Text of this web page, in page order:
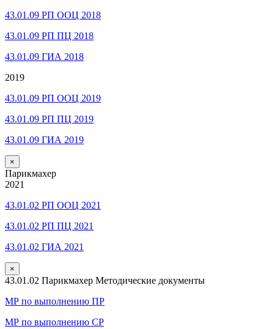
43.01.09 РП ООЦ 2018
43.01.09 РП ПЦ 2018
43.01.09 ГИА 2018
2019
43.01.09 РП ООЦ 2019
43.01.09 РП ПЦ 2019
43.01.09 ГИА 2019
×
Парикмахер
2021
43.01.02 РП ООЦ 2021
43.01.02 РП ПЦ 2021
43.01.02 ГИА 2021
×
43.01.02 Парикмахер Методические документы
МР по выполнению ПР
МР по выполнению СР